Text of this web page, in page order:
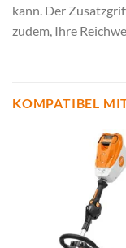
kann. Der
zudem, Ihre
KOMPATIBEL